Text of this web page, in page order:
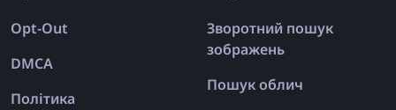
Opt-Out
DMCA
Політика
Зворотний пошук
зображень
Пошук облич